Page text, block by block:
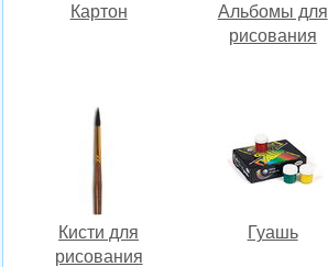
Картон
Альбомы для
рисования
Кисти для
рисования
Гуашь